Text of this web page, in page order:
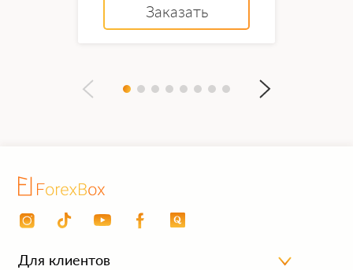
доходит до ТП, робот начинает делать новый
анализ. В случае отката цены после покупки,
Алгоритм начинает следить за ценой на ТМ Н1
Если цена начнет развиваться не в вашу пользу,
робот возьмет хедж ордер для удержаний
просадки и для того, чтобы зарабатывать, пока
Заказать
Для клиентов